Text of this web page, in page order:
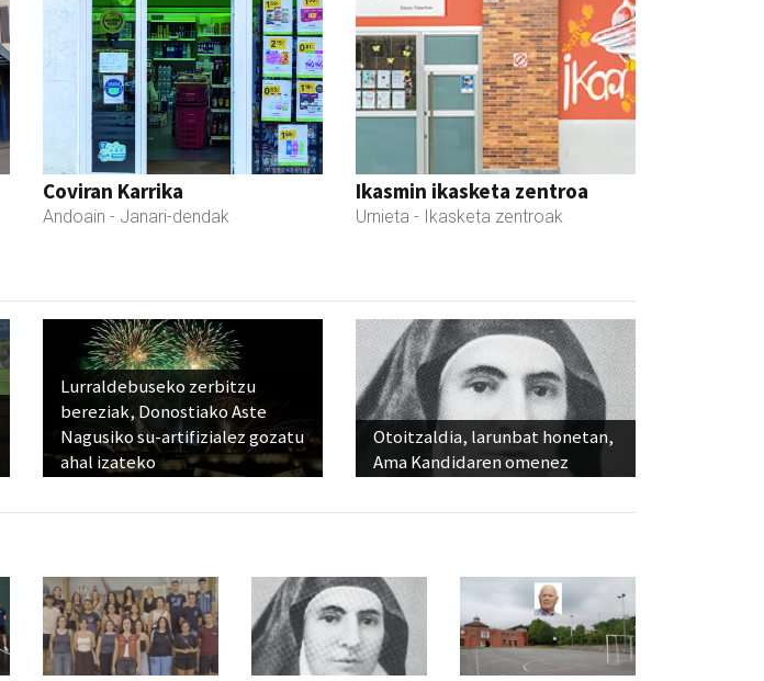
Coviran Karrika
Andoain - Janari-dendak
Ikasmin ikasketa zentroa
Urnieta - Ikasketa zentroak
Lurraldebuseko zerbitzu
bereziak, Donostiako Aste
Nagusiko su-artifizialez gozatu
ahal izateko
Otoitzaldia, larunbat honetan,
Ama Kandidaren omenez